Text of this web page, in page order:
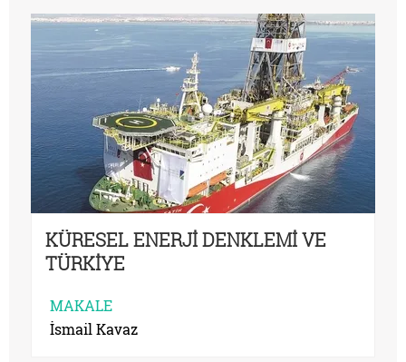
KÜRESEL ENERJİ DENKLEMİ VE
TÜRKİYE
MAKALE
İsmail Kavaz